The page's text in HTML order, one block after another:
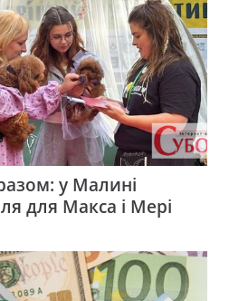
у Малині
для Макса і Мері